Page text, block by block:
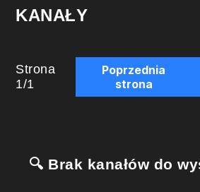
KANAŁY
Strona
1/1
Poprzednia
strona
🔍 Brak kanałów do